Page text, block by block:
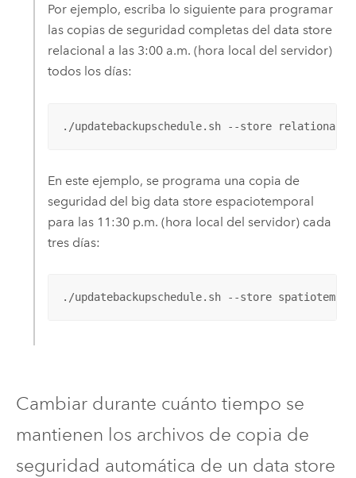
Por ejemplo, escriba lo siguiente para programar
las copias de seguridad completas del data store
relacional a las 3:00 a.m. (hora local del servidor)
todos los días:
./updatebackupschedule.sh --store relational
En este ejemplo, se programa una copia de
seguridad del big data store espaciotemporal
para las 11:30 p.m. (hora local del servidor) cada
tres días:
./updatebackupschedule.sh --store
Cambiar durante cuánto tiempo se
mantienen los archivos de copia de
seguridad automática de un data store